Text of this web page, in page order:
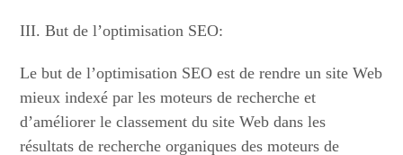
III. But de l’optimisation SEO:
Le but de l’optimisation SEO est de rendre un site Web
mieux indexé par les moteurs de recherche et
d’améliorer le classement du site Web dans les
résultats de recherche organiques des moteurs de